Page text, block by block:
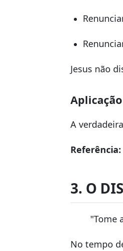
Jesus não
Aplicação
A
Referência:
3. O
"Tome
No tempo